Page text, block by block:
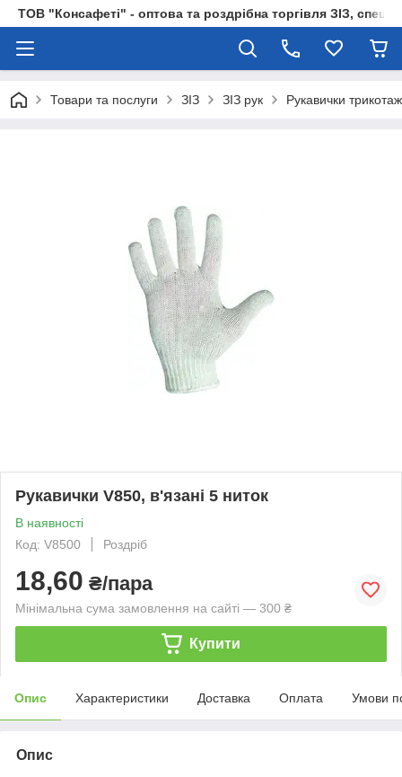
ТОВ "Консафеті" - оптова та роздрібна торгівля ЗІЗ,
Товари та послуги ЗІЗ ЗІЗ рук Рукавички
Рукавички V850, в'язані 5 ниток
В наявності
Код: V8500
Роздріб
18,60 ₴/пара
Мінімальна сума замовлення на сайті — 300 ₴
Купити
Опис Характеристики Доставка Оплата Умови
Опис